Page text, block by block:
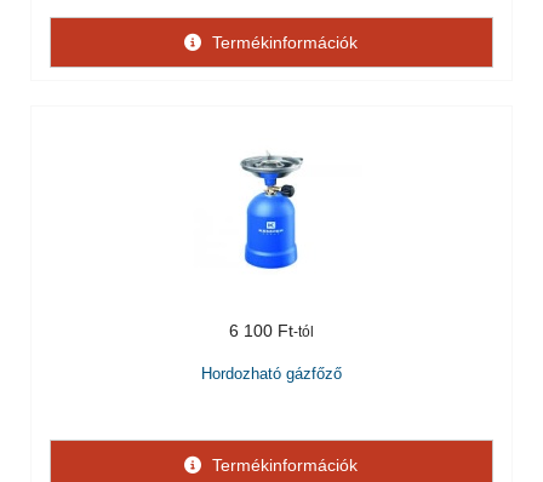
Termékinformációk
6 100 Ft
Hordozható gázfőző
Termékinformációk